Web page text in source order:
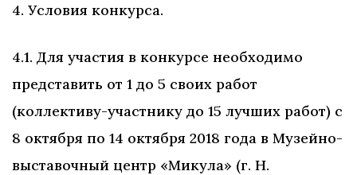
4. Условия конкурса.
4.1. Для участия в конкурсе необходимо
представить от 1 до 5 своих работ
(коллективу-участнику до 15 лучших работ) с
8 октября по 14 октября 2018 года в Музейно-
выставочный центр «Микула» (г. Н.